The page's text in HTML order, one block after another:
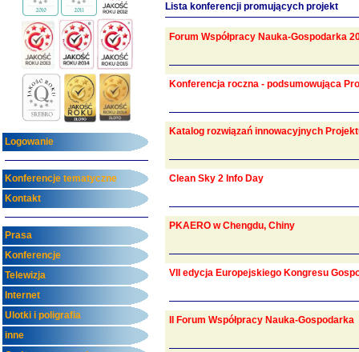
Logowanie
Konferencje tematyczne
Kontakt
Prasa
Konferencje
Telewizja
Internet
Ulotki i poligrafia
inne
Lista konferencji promujących projekt
Forum Współpracy Nauka-Gospodarka
Konferencja roczna - podsumowująca
Katalog rozwiązań innowacyjnych
Clean Sky 2 Info Day
PKAERO w Chengdu, Chiny
VII edycja Europejskiego Kongresu
II Forum Współpracy Nauka-Gospodarka